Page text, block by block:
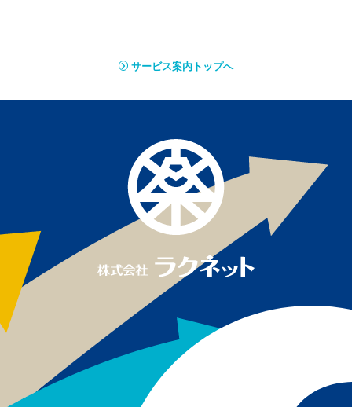
サービス案内トップへ